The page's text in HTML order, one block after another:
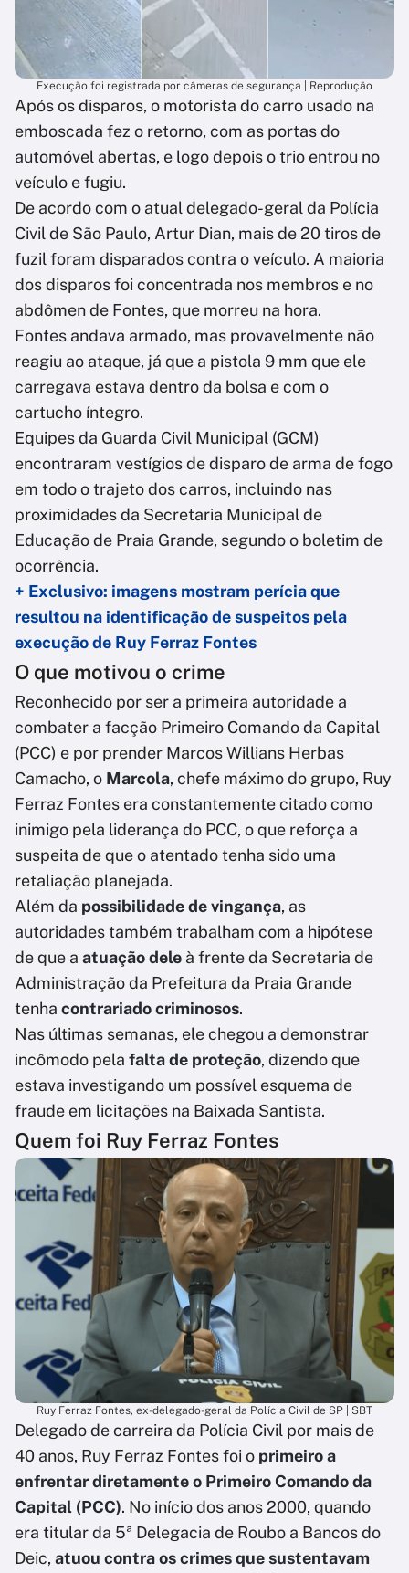
Execução foi registrada por câmeras de segurança | Reprodução
Após os disparos, o motorista do carro usado na
emboscada fez o retorno, com as portas do
automóvel abertas, e logo depois o trio entrou no
veículo e fugiu.
De acordo com o atual delegado-geral da Polícia
Civil de São Paulo, Artur Dian, mais de 20 tiros de
fuzil foram disparados contra o veículo. A maioria
dos disparos foi concentrada nos membros e no
abdômen de Fontes, que morreu na hora.
Fontes andava armado, mas provavelmente não
reagiu ao ataque, já que a pistola 9 mm que ele
carregava estava dentro da bolsa e com o
cartucho íntegro.
Equipes da Guarda Civil Municipal (GCM)
encontraram vestígios de disparo de arma de fogo
em todo o trajeto dos carros, incluindo nas
proximidades da Secretaria Municipal de
Educação de Praia Grande, segundo o boletim de
ocorrência.
+ Exclusivo: imagens mostram perícia que
resultou na identificação de suspeitos pela
execução de Ruy Ferraz Fontes
O que motivou o crime
Reconhecido por ser a primeira autoridade a
combater a facção Primeiro Comando da Capital
(PCC) e por prender Marcos Willians Herbas
Camacho, o Marcola, chefe máximo do grupo, Ruy
Ferraz Fontes era constantemente citado como
inimigo pela liderança do PCC, o que reforça a
suspeita de que o atentado tenha sido uma
retaliação planejada.
Além da possibilidade de vingança, as
autoridades também trabalham com a hipótese
de que a atuação dele à frente da Secretaria de
Administração da Prefeitura da Praia Grande
tenha contrariado criminosos.
Nas últimas semanas, ele chegou a demonstrar
incômodo pela falta de proteção, dizendo que
estava investigando um possível esquema de
fraude em licitações na Baixada Santista.
Quem foi Ruy Ferraz Fontes
Ruy Ferraz Fontes, ex-delegado-geral da Polícia Civil de SP | SBT
Delegado de carreira da Polícia Civil por mais de
40 anos, Ruy Ferraz Fontes foi o primeiro a
enfrentar diretamente o Primeiro Comando da
Capital (PCC). No início dos anos 2000, quando
era titular da 5ª Delegacia de Roubo a Bancos do
Deic, atuou contra os crimes que sustentavam